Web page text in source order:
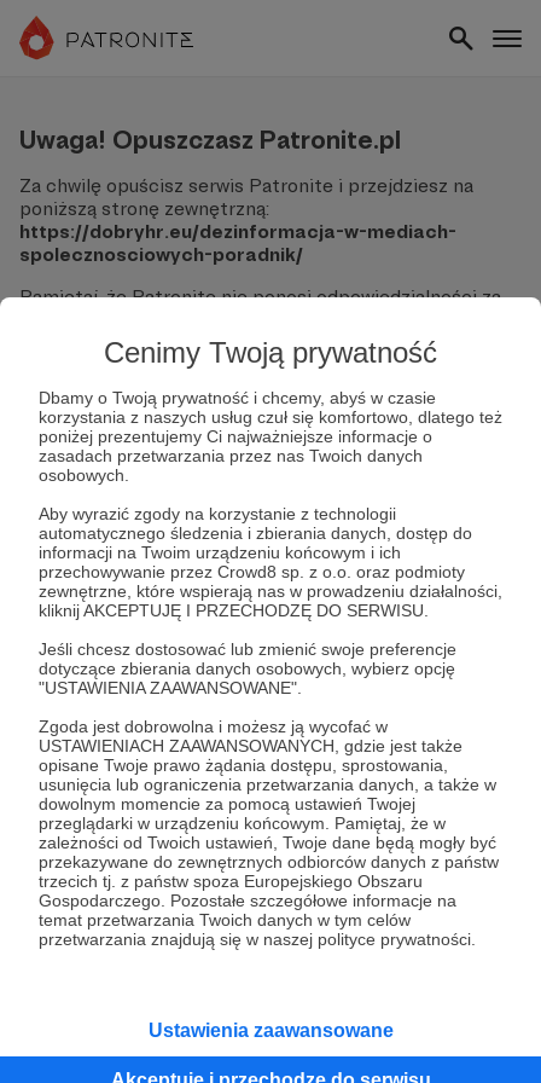
Cenimy Twoją prywatność
Dbamy o Twoją prywatność i chcemy, abyś w czasie
korzystania z naszych usług czuł się komfortowo, dlatego też
poniżej prezentujemy Ci najważniejsze informacje o
zasadach przetwarzania przez nas Twoich danych
osobowych.
Aby wyrazić zgody na korzystanie z technologii
automatycznego śledzenia i zbierania danych, dostęp do
informacji na Twoim urządzeniu końcowym i ich
przechowywanie przez Crowd8 sp. z o.o. oraz podmioty
zewnętrzne, które wspierają nas w prowadzeniu działalności,
kliknij AKCEPTUJĘ I PRZECHODZĘ DO SERWISU.
Jeśli chcesz dostosować lub zmienić swoje preferencje
dotyczące zbierania danych osobowych, wybierz opcję
"USTAWIENIA ZAAWANSOWANE".
Zgoda jest dobrowolna i możesz ją wycofać w
USTAWIENIACH ZAAWANSOWANYCH, gdzie jest także
opisane Twoje prawo żądania dostępu, sprostowania,
usunięcia lub ograniczenia przetwarzania danych, a także w
dowolnym momencie za pomocą ustawień Twojej
przeglądarki w urządzeniu końcowym. Pamiętaj, że w
zależności od Twoich ustawień, Twoje dane będą mogły być
przekazywane do zewnętrznych odbiorców danych z państw
trzecich tj. z państw spoza Europejskiego Obszaru
Gospodarczego. Pozostałe szczegółowe informacje na
temat przetwarzania Twoich danych w tym celów
przetwarzania znajdują się w naszej polityce prywatności.
Ustawienia zaawansowane
Uwaga! Opuszczasz Patronite.pl
Za chwilę opuścisz serwis Patronite i przejdziesz na
poniższą stronę zewnętrzną:
https://dobryhr.eu/dezinformacja-w-mediach-
spolecznosciowych-poradnik/
Pamiętaj, że Patronite nie ponosi odpowiedzialności za
Nie podawaj swoich danych logowania ani informacji
Sprawdź dokładnie adres URL, zanim klikniesz przycisk
"Tak, przejdź do strony".
Jeśli masz wątpliwości, wróć do Patronite i zweryfikuj
link.
Czy na pewno chcesz kontynuować?
Tak, przejdź do strony
Pozostań na Patronite
Kategorie
O Patronite
Dodatkowe produkty
Pomoc
RegulaminPolityka prywatnościPatronite Commons